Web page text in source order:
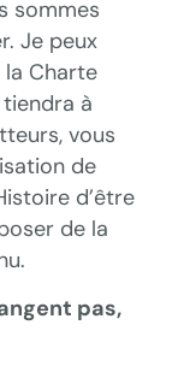
sommes
Je peux
la Charte
à
vous
de
d’être
de la
pas,